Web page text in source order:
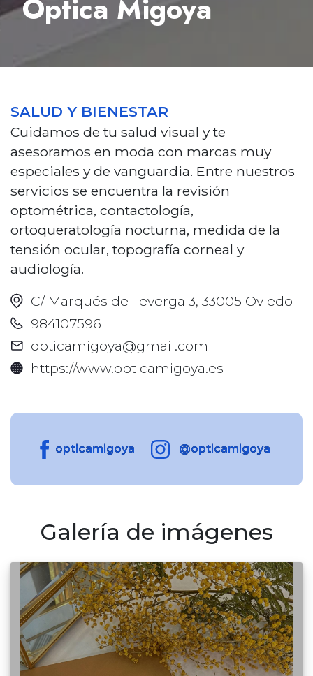
Óptica Migoya
SALUD Y BIENESTAR
Cuidamos de tu salud visual y te
asesoramos en moda con marcas muy
especiales y de vanguardia. Entre nuestros
servicios se encuentra la revisión
optométrica, contactología,
ortoqueratología nocturna, medida de la
tensión ocular, topografía corneal y
audiología.
C/ Marqués de Teverga 3, 33005 Oviedo
984107596
opticamigoya@gmail.com
https://www.opticamigoya.es
opticamigoya @opticamigoya
Galería de imágenes